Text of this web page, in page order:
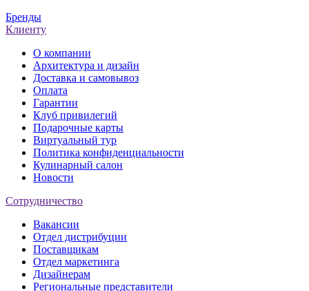
Бренды
Клиенту
О компании
Архитектура и дизайн
Доставка и самовывоз
Оплата
Гарантии
Клуб привилегий
Подарочные карты
Виртуальный тур
Политика конфиденциальности
Кулинарный салон
Новости
Сотрудничество
Вакансии
Отдел дистрибуции
Поставщикам
Отдел маркетинга
Дизайнерам
Региональные представители